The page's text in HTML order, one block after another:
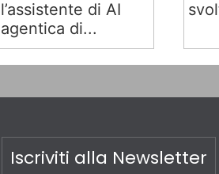
l’assistente di AI
agentica di...
Iscriviti alla Newsletter